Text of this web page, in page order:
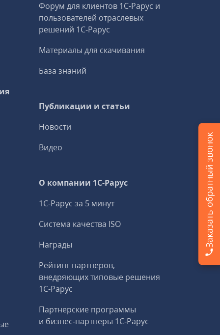
Форум для клиентов 1С‑Рарус и
пользователей отраслевых
решений 1С‑Рарус
Материалы для скачивания
База знаний
Публикации и статьи
Новости
Видео
О компании 1C-Рарус
1С-Рарус за 5 минут
Система качества ISO
Награды
Рейтинг партнеров,
внедряющих типовые решения
1С‑Рарус
Партнерские программы
и бизнес‑партнеры 1С‑Рарус
Заказать обратный звонок